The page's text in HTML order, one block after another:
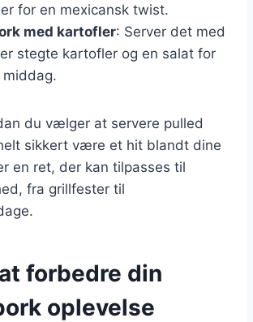
for en mexicansk twist.
med kartofler: Server det med
stegte kartofler og en salat for
du vælger at servere pulled
sikkert være et hit blandt dine
en ret, der kan tilpasses til
fra grillfester til
forbedre din
oplevelse